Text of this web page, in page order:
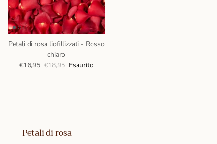
Petali di rosa liofillizzati - Rosso
chiaro
€16,95 €18,95 Esaurito
Petali di rosa